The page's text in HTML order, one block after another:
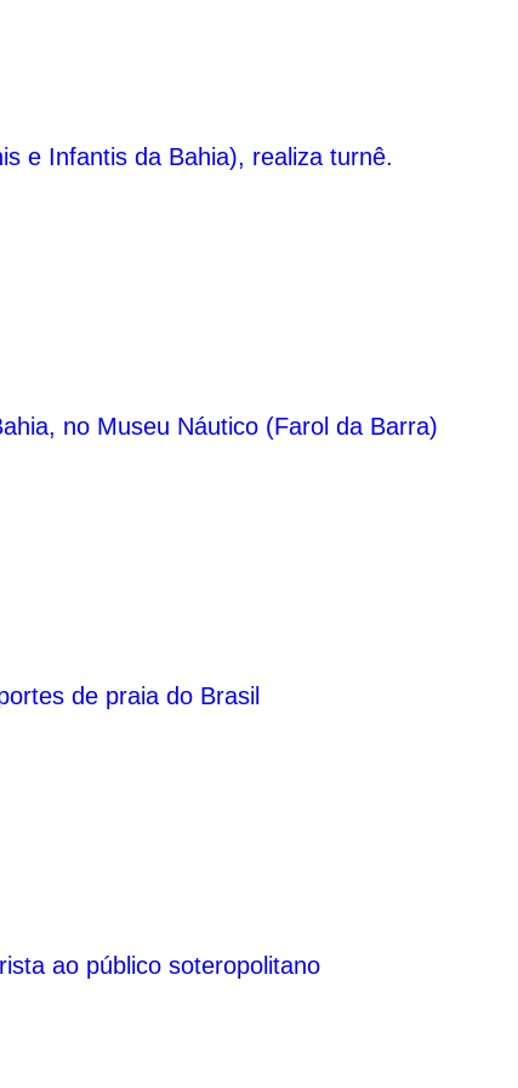
e Infantis da Bahia), realiza turnê.
no Museu Náutico (Farol da Barra)
de praia do Brasil
ao público soteropolitano